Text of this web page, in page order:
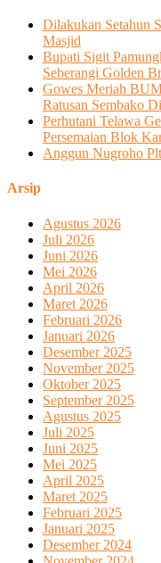
Dilakukan Setahun
Masjid
Bupati Sigit
Seberangi Golden
Gowes Meriah
Ratusan Sembako
Perhutani Telawa
Persemaian Blok
Anggun Nugroho
Arsip
Agustus 2026
Juli 2026
Juni 2026
Mei 2026
April 2026
Maret 2026
Februari 2026
Januari 2026
Desember 2025
November 2025
Oktober 2025
September 2025
Agustus 2025
Juli 2025
Juni 2025
Mei 2025
April 2025
Maret 2025
Februari 2025
Januari 2025
Desember 2024